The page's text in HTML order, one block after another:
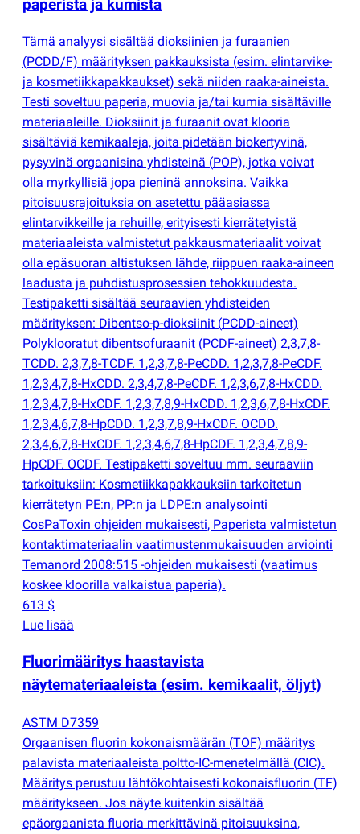
paperista ja kumista
Tämä analyysi sisältää dioksiinien ja furaanien
(PCDD/F) määrityksen pakkauksista (esim. elintarvike-
ja kosmetiikkapakkaukset) sekä niiden raaka-aineista.
Testi soveltuu paperia, muovia ja/tai kumia sisältäville
materiaaleille. Dioksiinit ja furaanit ovat klooria
sisältäviä kemikaaleja, joita pidetään biokertyvinä,
pysyvinä orgaanisina yhdisteinä (POP), jotka voivat
olla myrkyllisiä jopa pieninä annoksina. Vaikka
pitoisuusrajoituksia on asetettu pääasiassa
elintarvikkeille ja rehuille, erityisesti kierrätetyistä
materiaaleista valmistetut pakkausmateriaalit voivat
olla epäsuoran altistuksen lähde, riippuen raaka-aineen
laadusta ja puhdistusprosessien tehokkuudesta.
Testipaketti sisältää seuraavien yhdisteiden
määrityksen: Dibentso-p-dioksiinit (PCDD-aineet)
Polyklooratut dibentsofuraanit (PCDF-aineet) 2,3,7,8-
TCDD. 2,3,7,8-TCDF. 1,2,3,7,8-PeCDD. 1,2,3,7,8-PeCDF.
1,2,3,4,7,8-HxCDD. 2,3,4,7,8-PeCDF. 1,2,3,6,7,8-HxCDD.
1,2,3,4,7,8-HxCDF. 1,2,3,7,8,9-HxCDD. 1,2,3,6,7,8-HxCDF.
1,2,3,4,6,7,8-HpCDD. 1,2,3,7,8,9-HxCDF. OCDD.
2,3,4,6,7,8-HxCDF. 1,2,3,4,6,7,8-HpCDF. 1,2,3,4,7,8,9-
HpCDF. OCDF. Testipaketti soveltuu mm. seuraaviin
tarkoituksiin: Kosmetiikkapakkauksiin tarkoitetun
kierrätetyn PE:n, PP:n ja LDPE:n analysointi
CosPaToxin ohjeiden mukaisesti, Paperista valmistetun
kontaktimateriaalin vaatimustenmukaisuuden arviointi
Temanord 2008:515 -ohjeiden mukaisesti (vaatimus
koskee kloorilla valkaistua paperia).
613 $
Lue lisää
Fluorimääritys haastavista
näytemateriaaleista (esim. kemikaalit, öljyt)
ASTM D7359
Orgaanisen fluorin kokonaismäärän (TOF) määritys
palavista materiaaleista poltto-IC-menetelmällä (CIC).
Määritys perustuu lähtökohtaisesti kokonaisfluorin (TF)
määritykseen. Jos näyte kuitenkin sisältää
epäorgaanista fluoria merkittävinä pitoisuuksina,